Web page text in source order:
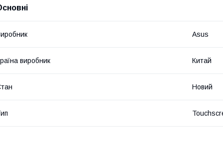
Asus
виробник Китай
Новий